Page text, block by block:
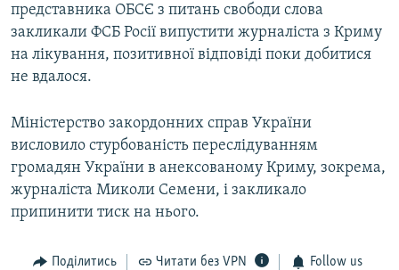
представника ОБСЄ з питань свободи слова
закликали ФСБ Росії випустити журналіста з Криму
на лікування, позитивної відповіді поки добитися
не вдалося.
Міністерство закордонних справ України
висловило стурбованість переслідуванням
громадян України в анексованому Криму, зокрема,
журналіста Миколи Семени, і закликало
припинити тиск на нього.
Поділитись Читати без VPN Follow us